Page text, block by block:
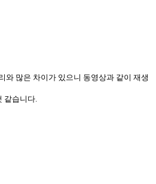
와 많은 차이가 있으니 동영상과 같이 재생
같습니다.